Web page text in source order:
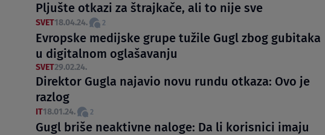
Pljušte otkazi za štrajkače, ali to nije sve
SVET18.04.24. 2
Evropske medijske grupe tužile Gugl zbog gubitaka
u digitalnom oglašavanju
SVET29.02.24.
Direktor Gugla najavio novu rundu otkaza: Ovo je
razlog
IT18.01.24. 2
Gugl briše neaktivne naloge: Da li korisnici imaju